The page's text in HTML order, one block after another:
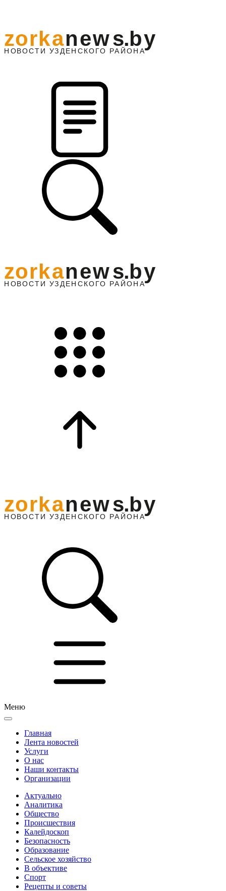
НО ВОСТИ УЗДЕНС КО ГО РАЙОНА
zorkanews.by
Меню
Главная
Лента новостей
Услуги
О нас
Наши контакты
Организации
Актуально
Аналитика
Общество
Происшествия
Калейдоскоп
Безопасность
Образование
Сельское хозяйство
В объективе
Спорт
Рецепты и советы